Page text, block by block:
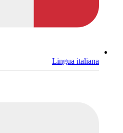
Lingua italiana